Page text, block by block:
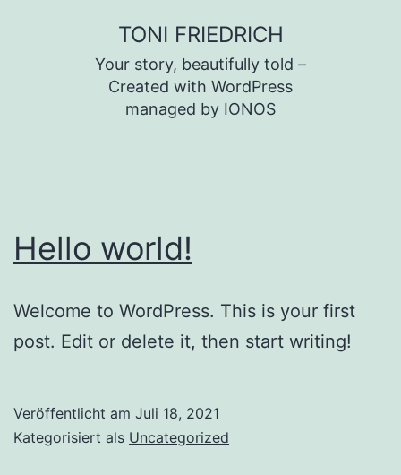
TONI FRIEDRICH
Your story, beautifully told –
Created with WordPress
managed by IONOS
Hello world!
Welcome to WordPress. This is your first
post. Edit or delete it, then start writing!
Veröffentlicht am Juli 18, 2021
Kategorisiert als Uncategorized